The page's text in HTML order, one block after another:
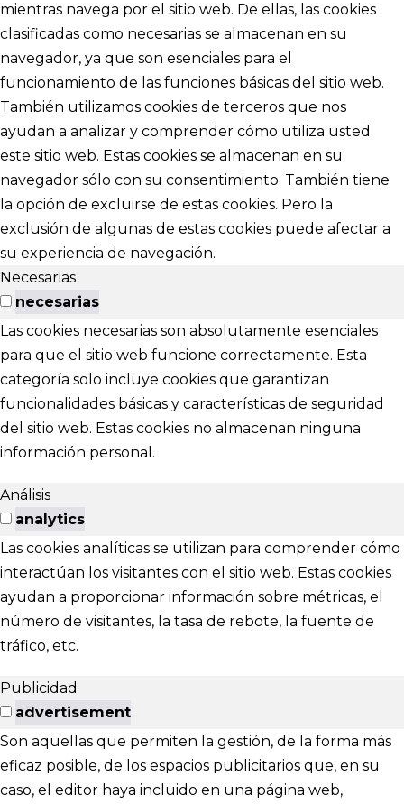
mientras navega por el sitio web. De ellas, las cookies
clasificadas como necesarias se almacenan en su
navegador, ya que son esenciales para el
funcionamiento de las funciones básicas del sitio web.
También utilizamos cookies de terceros que nos
ayudan a analizar y comprender cómo utiliza usted
este sitio web. Estas cookies se almacenan en su
navegador sólo con su consentimiento. También tiene
la opción de excluirse de estas cookies. Pero la
exclusión de algunas de estas cookies puede afectar a
su experiencia de navegación.
Necesarias
necesarias
Las cookies necesarias son absolutamente esenciales
para que el sitio web funcione correctamente. Esta
categoría solo incluye cookies que garantizan
funcionalidades básicas y características de seguridad
del sitio web. Estas cookies no almacenan ninguna
información personal.
Análisis
analytics
Las cookies analíticas se utilizan para comprender cómo
interactúan los visitantes con el sitio web. Estas cookies
ayudan a proporcionar información sobre métricas, el
número de visitantes, la tasa de rebote, la fuente de
tráfico, etc.
Publicidad
advertisement
Son aquellas que permiten la gestión, de la forma más
eficaz posible, de los espacios publicitarios que, en su
caso, el editor haya incluido en una página web,